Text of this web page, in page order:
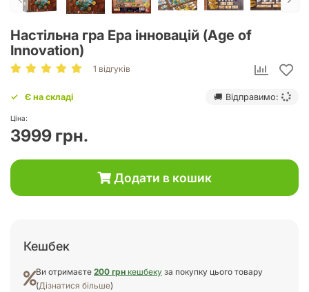
Настільна гра Ера інновацій (Age of
Innovation)
1 відгуків
Є на складі 🚚 Відправимо:
Ціна:
3999 грн.
Додати в кошик
Кешбек
Ви отримаєте 200 грн кешбеку за покупку цього товару
(Дізнатися більше)